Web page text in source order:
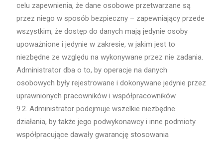
celu zapewnienia, że dane osobowe przetwarzane są
przez niego w sposób bezpieczny – zapewniający przede
wszystkim, że dostęp do danych mają jedynie osoby
upoważnione i jedynie w zakresie, w jakim jest to
niezbędne ze względu na wykonywane przez nie zadania.
Administrator dba o to, by operacje na danych
osobowych były rejestrowane i dokonywane jedynie przez
uprawnionych pracowników i współpracowników.
9.2. Administrator podejmuje wszelkie niezbędne
działania, by także jego podwykonawcy i inne podmioty
współpracujące dawały gwarancję stosowania